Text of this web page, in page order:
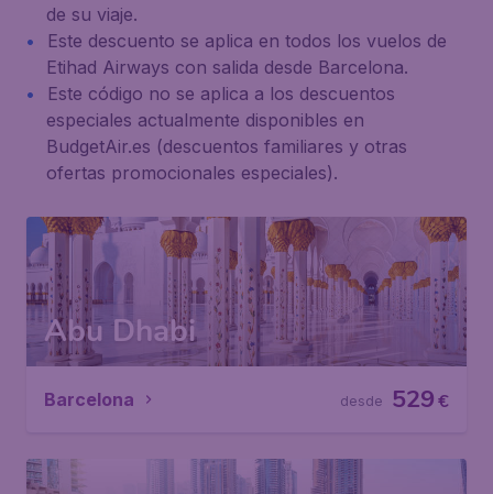
de su viaje.
Este descuento se aplica en todos los vuelos de
Etihad Airways con salida desde Barcelona.
Este código no se aplica a los descuentos
especiales actualmente disponibles en
BudgetAir.es (descuentos familiares y otras
ofertas promocionales especiales).
Abu Dhabi
Barcelona €
529
desde